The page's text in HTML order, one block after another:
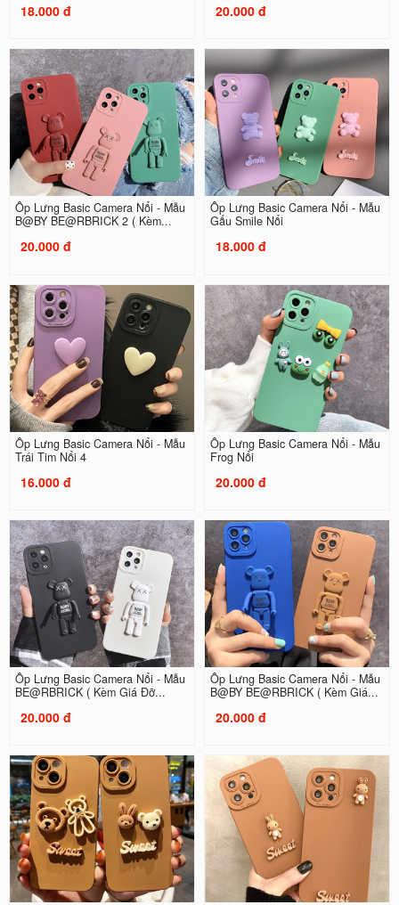
18.000 đ 20.000 đ
Ốp Lưng Basic Camera Nổi - Mẫu
B@BY BE@RBRICK 2 ( Kèm...
20.000 đ
Ốp Lưng Basic Camera Nổi - Mẫu
Gấu Smile Nổi
18.000 đ
Ốp Lưng Basic Camera Nổi - Mẫu
Trái Tim Nổi 4
16.000 đ
Ốp Lưng Basic Camera Nổi - Mẫu
Frog Nổi
20.000 đ
Ốp Lưng Basic Camera Nổi - Mẫu
BE@RBRICK ( Kèm Giá Đỡ...
20.000 đ
Ốp Lưng Basic Camera Nổi - Mẫu
B@BY BE@RBRICK ( Kèm Giá...
20.000 đ